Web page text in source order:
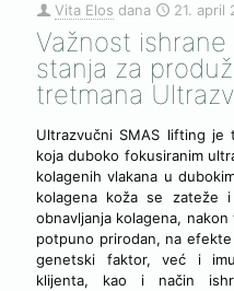
Vita Elos dana 21. april
Važnost
stanja za
tretmana
Ultrazvučni SMAS lifting je
koja duboko fokusiranim
kolagenih vlakana u
kolagena koža se zateže
obnavljanja kolagena,
potpuno prirodan, na
genetski faktor, već i
klijenta, kao i način